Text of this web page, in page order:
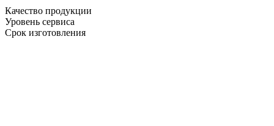
Качество продукции
Уровень сервиса
Срок изготовления